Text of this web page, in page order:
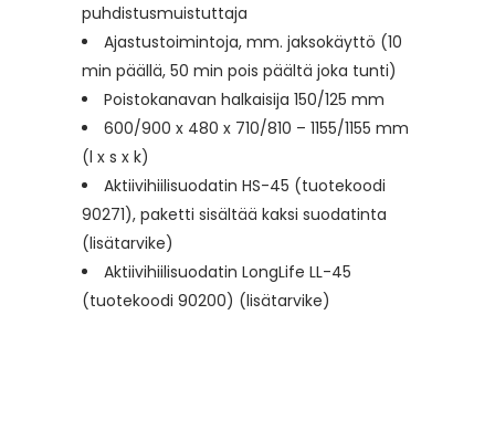
puhdistusmuistuttaja
Ajastustoimintoja, mm. jaksokäyttö (10
min päällä, 50 min pois päältä joka tunti)
Poistokanavan halkaisija 150/125 mm
600/900 x 480 x 710/810 – 1155/1155 mm
(l x s x k)
Aktiivihiilisuodatin HS-45 (tuotekoodi
90271), paketti sisältää kaksi suodatinta
(lisätarvike)
Aktiivihiilisuodatin LongLife LL-45
(tuotekoodi 90200) (lisätarvike)